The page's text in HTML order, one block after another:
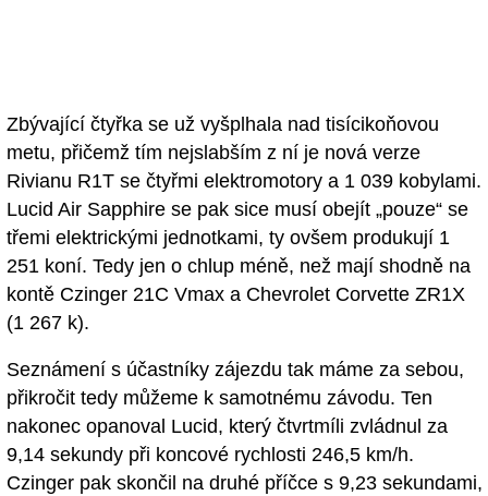
Zbývající čtyřka se už vyšplhala nad tisícikoňovou
metu, přičemž tím nejslabším z ní je nová verze
Rivianu R1T se čtyřmi elektromotory a 1 039 kobylami.
Lucid Air Sapphire se pak sice musí obejít „pouze“ se
třemi elektrickými jednotkami, ty ovšem produkují 1
251 koní. Tedy jen o chlup méně, než mají shodně na
kontě Czinger 21C Vmax a Chevrolet Corvette ZR1X
(1 267 k).
Seznámení s účastníky zájezdu tak máme za sebou,
přikročit tedy můžeme k samotnému závodu. Ten
nakonec opanoval Lucid, který čtvrtmíli zvládnul za
9,14 sekundy při koncové rychlosti 246,5 km/h.
Czinger pak skončil na druhé příčce s 9,23 sekundami,